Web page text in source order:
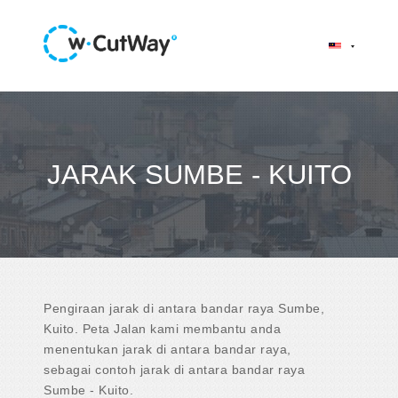
JARAK SUMBE - KUITO
Pengiraan jarak di antara bandar raya Sumbe,
Kuito. Peta Jalan kami membantu anda
menentukan jarak di antara bandar raya,
sebagai contoh jarak di antara bandar raya
Sumbe - Kuito.